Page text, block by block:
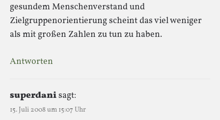
gesundem Menschenverstand und
Zielgruppenorientierung scheint das viel weniger
als mit großen Zahlen zu tun zu haben.
Antworten
superdanisagt:
15. Juli 2008 um 15:07 Uhr